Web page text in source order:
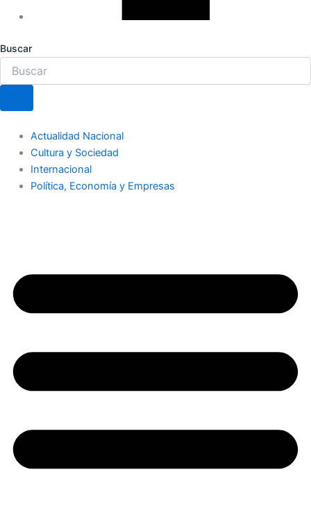
Buscar
Actualidad Nacional
Cultura y Sociedad
Internacional
Política, Economía y Empresas